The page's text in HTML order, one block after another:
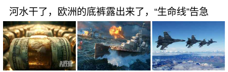
河水干了，欧洲的底裤露出来了，“生命线”告急